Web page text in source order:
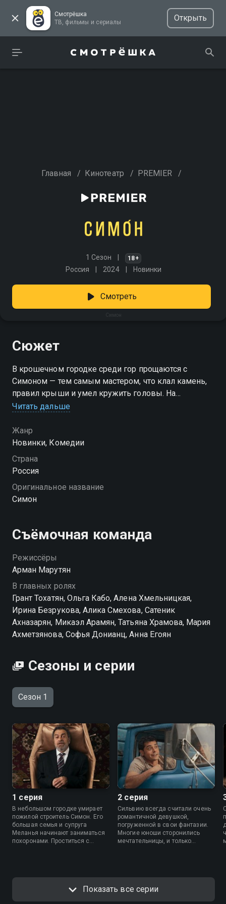
Смотрёшка
ТВ, фильмы и сериалы
Открыть
Главная / Кинотеатр / PREMIER /
1 Сезон 18+
Россия 2024 Новинки
Симон
Смотреть
Сюжет
В крошечном городке среди гор прощаются с
Симоном — тем самым мастером, что клал камень,
правил крыши и умел кружить головы. На
похороны приходят сразу четверо: Сильвия, Элиза,
Жена покойного вместо скандала находит с ними
общий язык, и, сидя у гроба, женщины вспоминают
его таким, каким знали только они. Теплые
моменты, смех сквозь слёзы и признание в том, что
навсегда. «Симон» — смотрите онлайн в хорошем
качестве.
Читать дальше
Жанр
Новинки, Комедии
Страна
Россия
Оригинальное название
Симон
Съёмочная команда
Режиссёры
Арман Марутян
В главных ролях
Грант Тохатян, Ольга Кабо, Алена Хмельницкая,
Ирина Безрукова, Алика Смехова, Сатеник
Ахназарян, Микаэл Арамян, Татьяна Храмова, Мария
Ахметзянова, Софья Донианц, Анна Егоян
Сезоны и серии
Сезон 1
1 серия
В небольшом городке умирает
пожилой строитель Симон. Его
большая семья и супруга
Меланья начинают заниматься
похоронами. Проститься с
кровельщик сыграл в их жизни.
2 серия
Сильвию всегда считали очень
романтичной девушкой,
погруженной в свои фантазии.
Многие юноши сторонились
мечтательницы, и только
Показать все серии